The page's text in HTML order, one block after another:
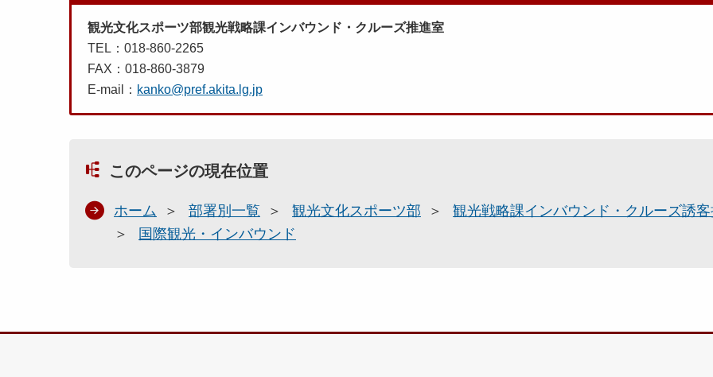
観光文化スポーツ部観光戦略課インバウンド・クルーズ推進室
TEL：018-860-2265
FAX：018-860-3879
E-mail： kanko@pref.akita.lg.jp
このページの現在位置
ホーム 部署別一覧 観光文化スポーツ部
観光戦略課インバウンド・クルーズ誘
国際観光・インバウンド